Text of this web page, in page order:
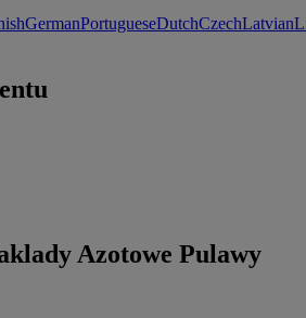
GermanPortugueseDutchCzechLatvian
Azotowe Pulawy